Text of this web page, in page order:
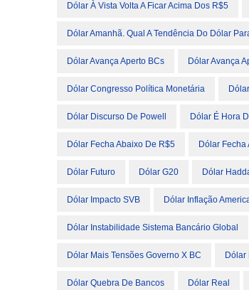
Dólar À Vista Volta A Ficar Acima Dos R$5
Dólar Amanhã. Qual A Tendência Do Dólar
Dólar Avança Aperto BCs Dólar Avança
Dólar Congresso Política Monetária
Dólar Discurso De Powell Dólar É Hora
Dólar Fecha Abaixo De R$5 Dólar Fecha
Dólar Futuro Dólar G20 Dólar
Dólar Impacto SVB Dólar Inflação
Dólar Instabilidade Sistema Bancário Global
Dólar Mais Tensões Governo X BC Dólar
Dólar Quebra De Bancos Dólar Real